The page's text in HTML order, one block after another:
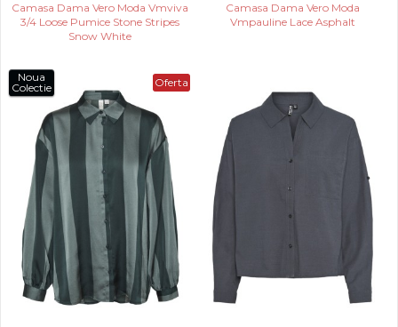
Camasa Dama Vero Moda Vmviva
3/4 Loose Pumice Stone Stripes
Snow White
Camasa Dama Vero Moda
Vmpauline Lace Asphalt
Oferta
Noua
Colectie